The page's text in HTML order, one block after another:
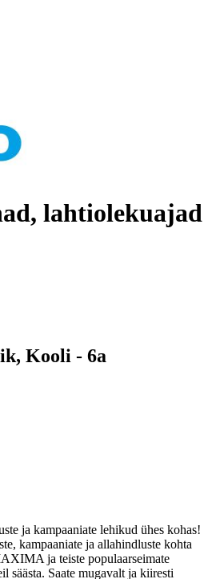
lahtiolekuajad
Kooli - 6a
ja kampaaniate lehikud ühes kohas!
kampaaniate ja allahindluste kohta
ja teiste populaarseimate
säästa. Saate mugavalt ja kiiresti